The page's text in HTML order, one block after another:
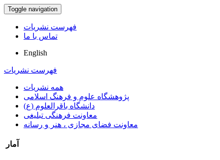
Toggle navigation
فهرست نشریات
تماس با ما
English
فهرست نشریات
همه نشریات
پژوهشگاه علوم و فرهنگ اسلامی
دانشگاه باقرالعلوم (ع)
معاونت فرهنگی تبلیغی
معاونت فضای مجازی ، هنر و رسانه
آمار